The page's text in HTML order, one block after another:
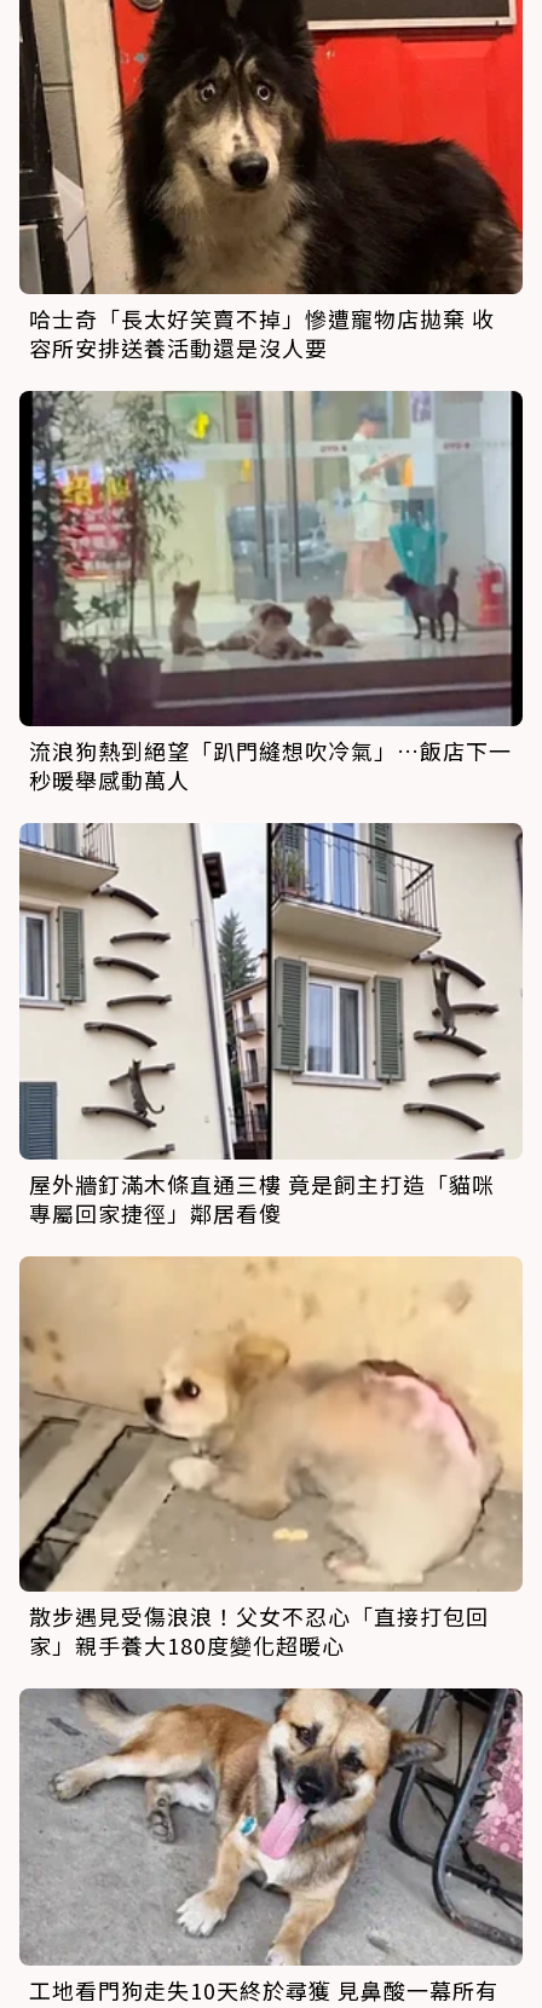
哈士奇「長太好笑賣不掉」慘遭寵物店拋棄 收
容所安排送養活動還是沒人要
流浪狗熱到絕望「趴門縫想吹冷氣」…飯店下一
秒暖舉感動萬人
屋外牆釘滿木條直通三樓 竟是飼主打造「貓咪
專屬回家捷徑」鄰居看傻
散步遇見受傷浪浪！父女不忍心「直接打包回
家」親手養大180度變化超暖心
工地看門狗走失10天終於尋獲 見鼻酸一幕所有